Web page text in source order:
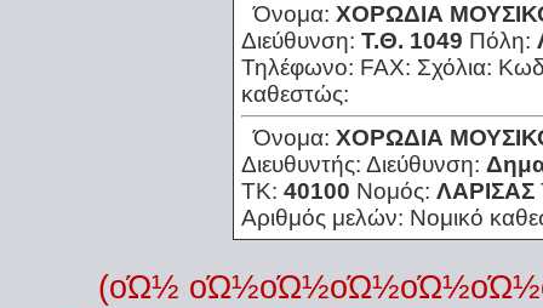
Όνομα: ΧΟΡΩΔΙΑ
Διεύθυνση: Τ.Θ. 1049 Πόλη:
Τηλέφωνο: FAX: Σχόλια:
καθεστώς:
Όνομα: ΧΟΡΩΔΙΑ
Διευθυντής: Διεύθυνση:
ΤΚ: 40100 Νομός: ΛΑΡΙΣΑΣ
Αριθμός μελών: Νομικό
(οΏ½